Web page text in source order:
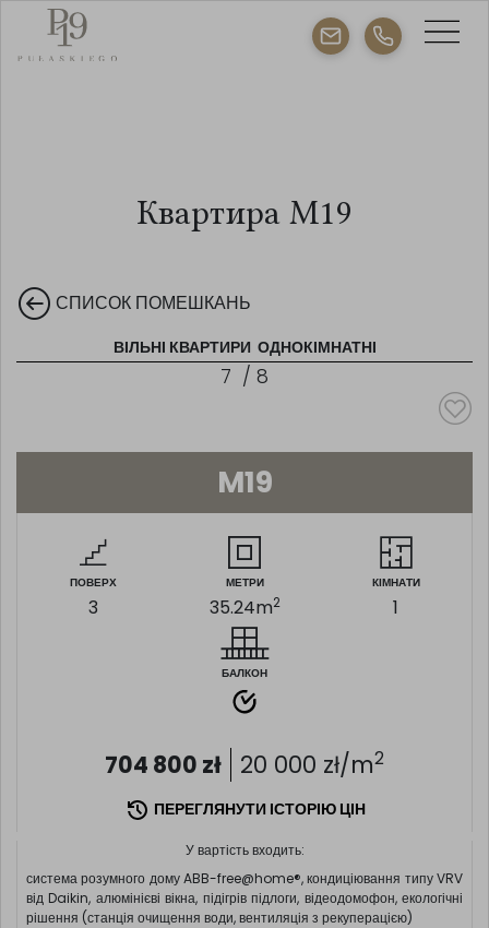
Квартира M19
СПИСОК ПОМЕШКАНЬ
ВІЛЬНІ КВАРТИРИ ОДНОКІМНАТНІ
7 / 8
M19
ПОВЕРХ
3
МЕТРИ
35.24m2
КІМНАТИ
1
БАЛКОН
704 800 zł 20 000 zł/m2
ПЕРЕГЛЯНУТИ ІСТОРІЮ ЦІН
У вартість входить:
система розумного дому ABB-free@home®, кондиціювання типу VRV
від Daikin, алюмінієві вікна, підігрів підлоги, відеодомофон, екологічні
рішення (станція очищення води, вентиляція з рекуперацією)